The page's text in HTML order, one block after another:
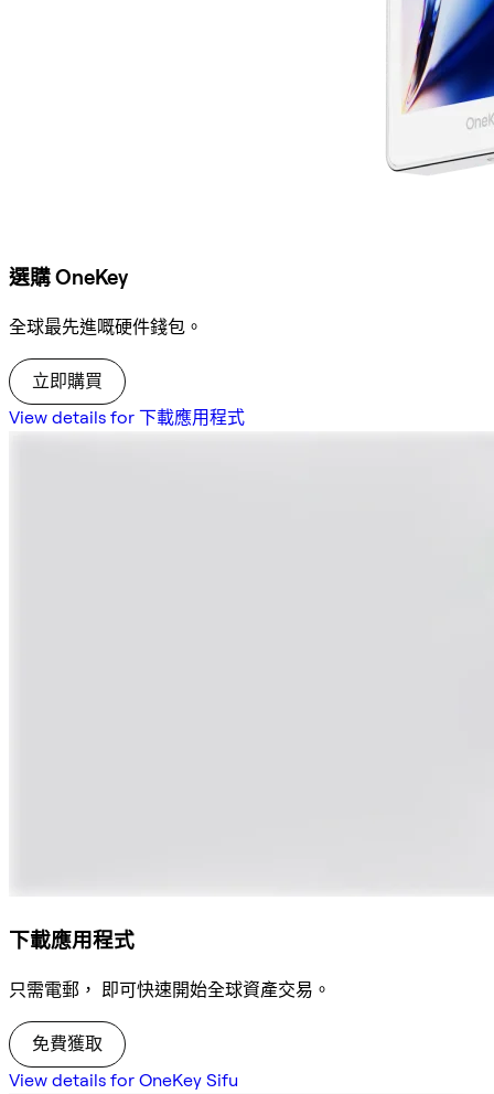
選購 OneKey
全球最先進嘅硬件錢包。
立即購買
View details for 下載應用程式
下載應用程式
只需電郵， 即可快速開始全球資產交易。
免費獲取
View details for OneKey Sifu